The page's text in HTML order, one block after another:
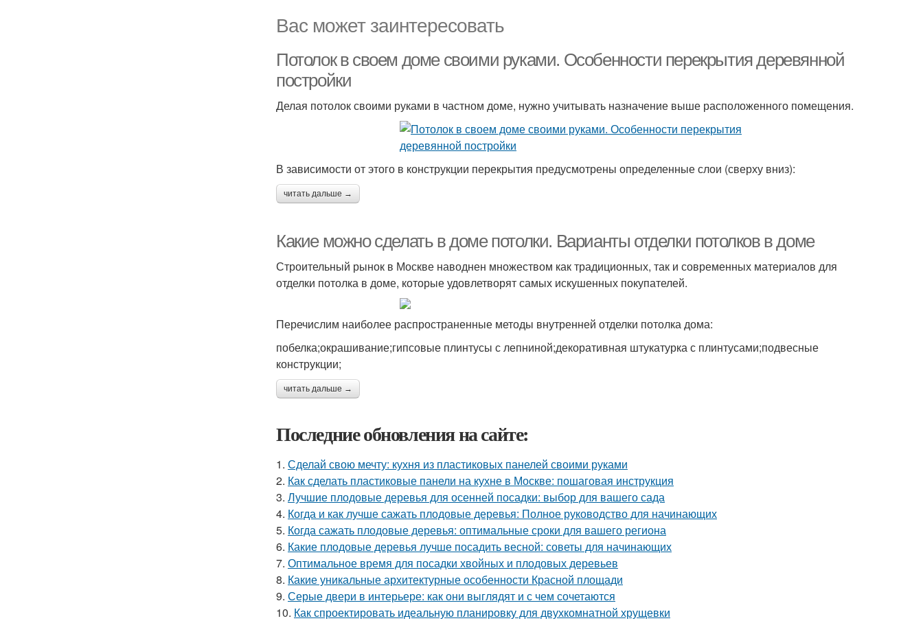
Вас может заинтересовать
Потолок в своем доме своими руками. Особенности перекрытия деревянной
постройки
Делая потолок своими руками в частном доме, нужно учитывать назначение выше расположенного помещения.
В зависимости от этого в конструкции перекрытия предусмотрены определенные слои (сверху вниз):
читать дальше →
Какие можно сделать в доме потолки. Варианты отделки потолков в доме
Строительный рынок в Москве наводнен множеством как традиционных, так и современных материалов для
отделки потолка в доме, которые удовлетворят самых искушенных покупателей.
Перечислим наиболее распространенные методы внутренней отделки потолка дома:
побелка;окрашивание;гипсовые плинтусы с лепниной;декоративная штукатурка с плинтусами;подвесные
конструкции;
читать дальше →
Последние обновления на сайте:
1. Сделай свою мечту: кухня из пластиковых панелей своими руками
2. Как сделать пластиковые панели на кухне в Москве: пошаговая инструкция
3. Лучшие плодовые деревья для осенней посадки: выбор для вашего сада
4. Когда и как лучше сажать плодовые деревья: Полное руководство для начинающих
5. Когда сажать плодовые деревья: оптимальные сроки для вашего региона
6. Какие плодовые деревья лучше посадить весной: советы для начинающих
7. Оптимальное время для посадки хвойных и плодовых деревьев
8. Какие уникальные архитектурные особенности Красной площади
9. Серые двери в интерьере: как они выглядят и с чем сочетаются
10. Как спроектировать идеальную планировку для двухкомнатной хрущевки